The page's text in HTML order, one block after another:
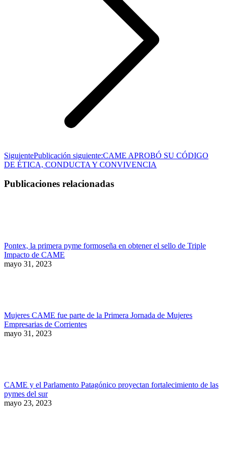
SiguientePublicación siguiente:CAME APROBÓ SU CÓDIGO
DE ÉTICA, CONDUCTA Y CONVIVENCIA
Publicaciones relacionadas
Pontex, la primera pyme formoseña en obtener el sello de Triple
Impacto de CAME
mayo 31, 2023
Mujeres CAME fue parte de la Primera Jornada de Mujeres
Empresarias de Corrientes
mayo 31, 2023
CAME y el Parlamento Patagónico proyectan fortalecimiento de las
pymes del sur
mayo 23, 2023